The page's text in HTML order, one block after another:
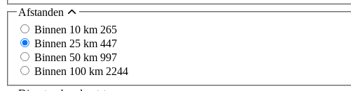
Afstanden
Binnen 10 km 265
Binnen 25 km 447
Binnen 50 km 997
Binnen 100 km 2244